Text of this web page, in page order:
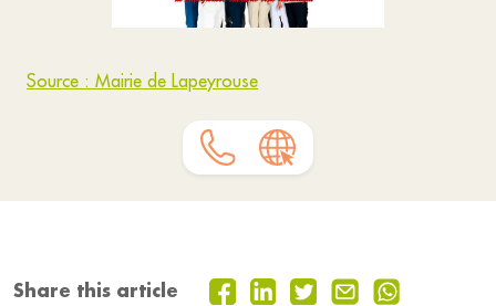
Source : Mairie de Lapeyrouse
Share this article